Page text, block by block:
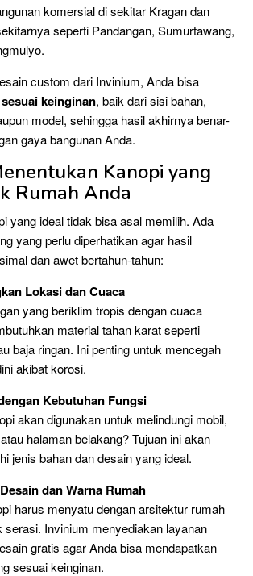
komersial di sekitar Kragan dan
seperti Pandangan, Sumurtawang,
custom dari Invinium, Anda bisa
keinginan, baik dari sisi bahan,
model, sehingga hasil akhirnya benar-
gaya bangunan Anda.
Kanopi yang
Rumah Anda
yang ideal tidak bisa asal memilih. Ada
yang perlu diperhatikan agar hasil
dan awet bertahun-tahun:
Lokasi dan Cuaca
yang beriklim tropis dengan cuaca
material tahan karat seperti
baja ringan. Ini penting untuk mencegah
akibat korosi.
Kebutuhan Fungsi
akan digunakan untuk melindungi mobil,
halaman belakang? Tujuan ini akan
jenis bahan dan desain yang ideal.
dan Warna Rumah
harus menyatu dengan arsitektur rumah
serasi. Invinium menyediakan layanan
gratis agar Anda bisa mendapatkan
sesuai keinginan.